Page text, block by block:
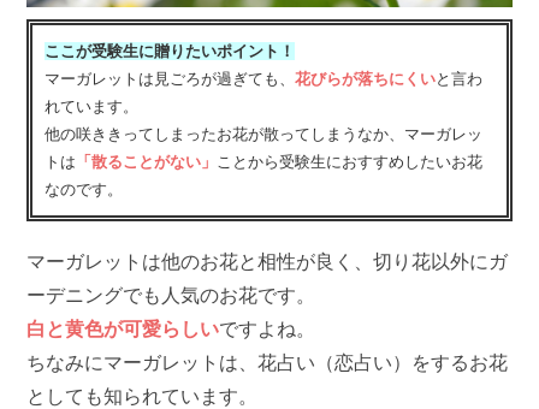
ここが受験生に贈りたいポイント！
マーガレットは見ごろが過ぎても、花びらが落ちにくいと言わ
れています。
他の咲ききってしまったお花が散ってしまうなか、マーガレッ
トは 「散ることがない」 ことから受験生におすすめしたいお花
なのです。
マーガレットは他のお花と相性が良く、切り花以外にガ
ーデニングでも人気のお花です。
白と黄色が可愛らしいですよね。
ちなみにマーガレットは、花占い（恋占い）をするお花
としても知られています。